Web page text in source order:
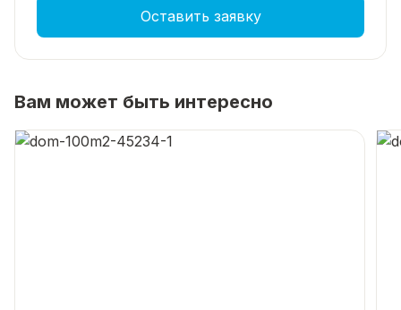
Оставить заявку
Вам может быть интересно